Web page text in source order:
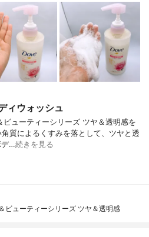
ィウォッシュ
ューティーシリーズ ツヤ＆透明感を
質によるくすみを落として、ツヤと透
デ…続きを見る
ビューティーシリーズ ツヤ＆透明感